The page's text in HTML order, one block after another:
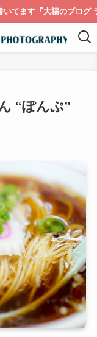
ブログ ライカを持って
“ぽんぷ”